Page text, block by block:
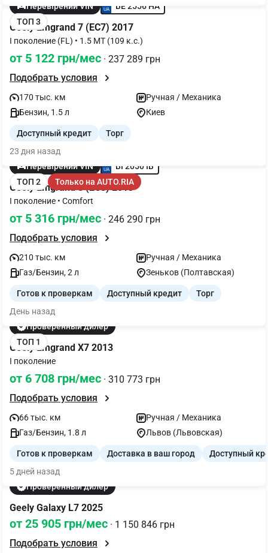
Перевірений VIN
BE 2556 HA
ТОП 3
Geely Emgrand 7 (EC7) 2017
I поколение (FL) • 1.5 MT (109 к.с.)
от 5 122 грн/мес · 237 289 грн
Подобрать условия
170 тыс. км
Ручная / Механика
Бензин, 1.5 л
Киев
Доступный кредит
Торг
23 дня назад
Перевірений VIN
BI 2050 IB
ТОП 2
Только на AUTO.RIA
Geely Emgrand 8 (EC8) 2013
I поколение • Comfort
от 5 316 грн/мес · 246 290 грн
Подобрать условия
210 тыс. км
Ручная / Механика
Газ/Бензин, 2 л
Зеньков (Полтавская)
Готов к проверкам Доступный кредит
Торг
День назад
Проверенный дилер
ТОП 1
Geely Emgrand X7 2013
I поколение
от 6 708 грн/мес · 310 773 грн
Подобрать условия
66 тыс. км
Ручная / Механика
Газ/Бензин, 1.8 л
Львов (Львовская)
Готов к проверкам Доставка в ваш город
Доступный
5 дней назад
Проверенный дилер
Geely Galaxy L7 2025
от 25 905 грн/мес · 1 150 846 грн
Подобрать условия